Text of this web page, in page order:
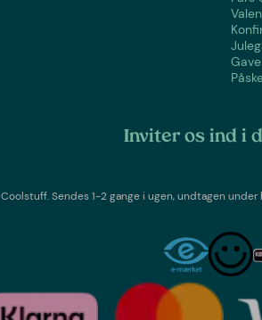
Inviter os ind i
Coolstuff. Sendes 1-2 gange i ugen,undtagen under